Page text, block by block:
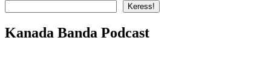
Keress!
Kanada Banda Podcast